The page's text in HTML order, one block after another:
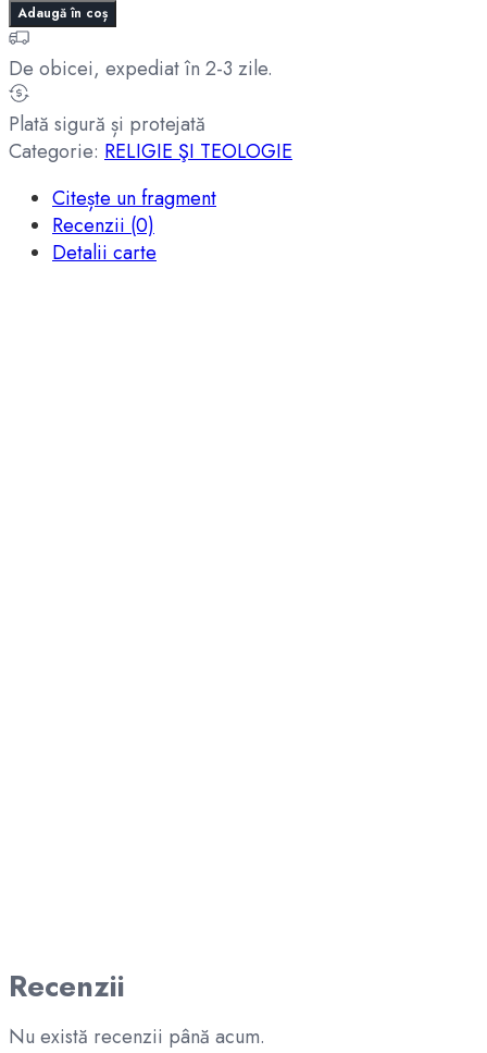
Adaugă în coș
De obicei, expediat în 2-3 zile.
Plată sigură și protejată
Categorie: RELIGIE ŞI TEOLOGIE
Citește un fragment
Recenzii (0)
Detalii carte
Recenzii
Nu există recenzii până acum.